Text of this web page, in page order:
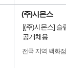
(주)시몬스
[(주)시몬스] 슬
공개채용
전국 지역 백화점